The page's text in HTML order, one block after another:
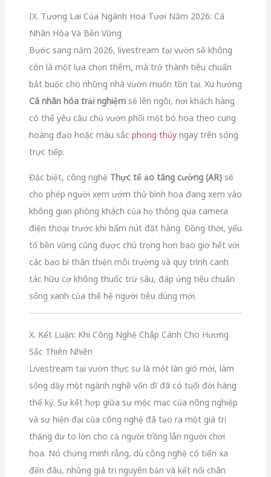
IX. Tương Lai Của Ngành Hoa Tươi Năm 2026: Cá
Nhân Hóa Và Bền Vững
Bước sang năm 2026, livestream tại vườn sẽ không
còn là một lựa chọn thêm, mà trở thành tiêu chuẩn
bắt buộc cho những nhà vườn muốn tồn tại. Xu hướng
Cá nhân hóa trải nghiệmsẽ lên ngôi, nơi khách hàng
có thể yêu cầu chủ vườn phối một bó hoa theo cung
hoàng đạo hoặc màu sắc phong thủyngay trên sóng
trực tiếp.
Đặc biệt, công nghệ Thực tế ảo tăng cường (AR)sẽ
cho phép người xem ướm thử bình hoa đang xem vào
không gian phòng khách của họ thông qua camera
điện thoại trước khi bấm nút đặt hàng. Đồng thời, yếu
tố bền vững cũng được chú trọng hơn bao giờ hết với
các bao bì thân thiện môi trường và quy trình canh
tác hữu cơ không thuốc trừ sâu, đáp ứng tiêu chuẩn
sống xanh của thế hệ người tiêu dùng mới.
X. Kết Luận: Khi Công Nghệ Chắp Cánh Cho Hương
Sắc Thiên Nhiên
Livestream tại vườn thực sự là một làn gió mới, làm
sống dậy một ngành nghề vốn dĩ đã có tuổi đời hàng
thế kỷ. Sự kết hợp giữa sự mộc mạc của nông nghiệp
và sự hiện đại của công nghệ đã tạo ra một giá trị
thặng dư to lớn cho cả người trồng lẫn người chơi
hoa. Nó chứng minh rằng, dù công nghệ có tiến xa
đến đâu, những giá trị nguyên bản và kết nối chân